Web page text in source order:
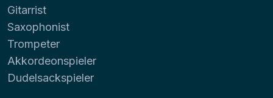
Gitarrist
Saxophonist
Trompeter
Akkordeonspieler
Dudelsackspieler